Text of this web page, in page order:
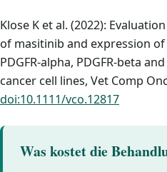
Klose K et al. (2022):
of masitinib and expression
PDGFR-alpha, PDGFR-beta
cancer cell lines, Vet Comp
doi:10.1111/vco.12817
Was kostet die